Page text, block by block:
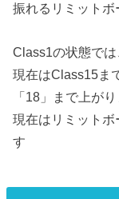
振れるリミット
Class1の状態で
現在はClass15ま
「18」まで上が
現在はリミットボ
す